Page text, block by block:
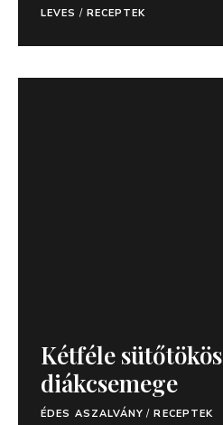
LEVES / RECEPTEK
Kétféle sütőtökös
diákcsemege
ÉDES ASZALVÁNY / RECEPTEK